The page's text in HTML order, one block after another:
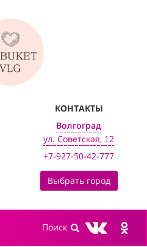
КОНТАКТЫ
Волгоград
ул. Советская, 12
+7-927-50-42-777
Выбрать город